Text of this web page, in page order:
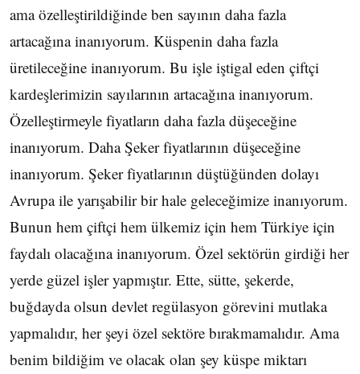
ama özelleştirildiğinde ben sayının daha fazla
artacağına inanıyorum. Küspenin daha fazla
üretileceğine inanıyorum. Bu işle iştigal eden çiftçi
kardeşlerimizin sayılarının artacağına inanıyorum.
Özelleştirmeyle fiyatların daha fazla düşeceğine
inanıyorum. Daha Şeker fiyatlarının düşeceğine
inanıyorum. Şeker fiyatlarının düştüğünden dolayı
Avrupa ile yarışabilir bir hale geleceğimize inanıyorum.
Bunun hem çiftçi hem ülkemiz için hem Türkiye için
faydalı olacağına inanıyorum. Özel sektörün girdiği her
yerde güzel işler yapmıştır. Ette, sütte, şekerde,
buğdayda olsun devlet regülasyon görevini mutlaka
yapmalıdır, her şeyi özel sektöre bırakmamalıdır. Ama
benim bildiğim ve olacak olan şey küspe miktarı